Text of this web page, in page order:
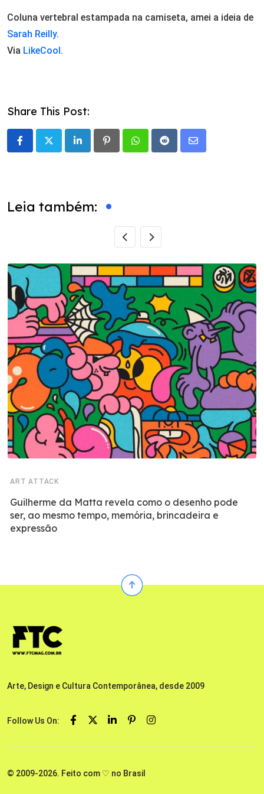
Coluna vertebral estampada na camiseta, amei a ideia de
Sarah Reilly.
Via LikeCool.
Share This Post:
LinkedIn PinterestWhatsappRedditShare
Leia também:
ART ATTACK
Guilherme da Matta revela como o desenho pode
ser, ao mesmo tempo, memória, brincadeira e
expressão
Arte, Design e Cultura Contemporânea, desde 2009
Follow Us On:
© 2009-2026. Feito com ♡ no Brasil